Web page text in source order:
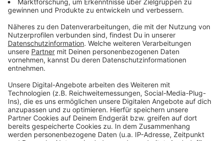
Ausstellung am Steinberg
Initiative Düsseldorfer Gaslicht
Das Maxhaus
Anzeige